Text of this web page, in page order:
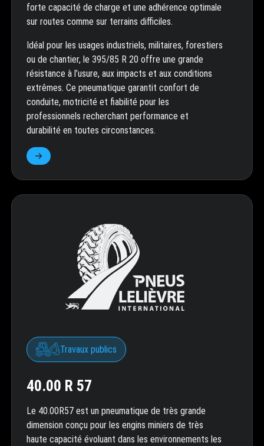
forte capacité de charge et une adhérence optimale
sur routes comme sur terrains difficiles.
Idéal pour les usages industriels, militaires, forestiers
ou de chantier, le 395/85 R 20 offre une grande
résistance à l’usure, aux impacts et aux conditions
extrêmes. Ce pneumatique garantit confort de
conduite, motricité et fiabilité pour les
professionnels recherchant performance et
durabilité en toutes circonstances.
Travaux publics
40.00 R 57
Le 40.00R57 est un pneumatique de très grande
dimension conçu pour les engins miniers de très
haute capacité évoluant dans les environnements les